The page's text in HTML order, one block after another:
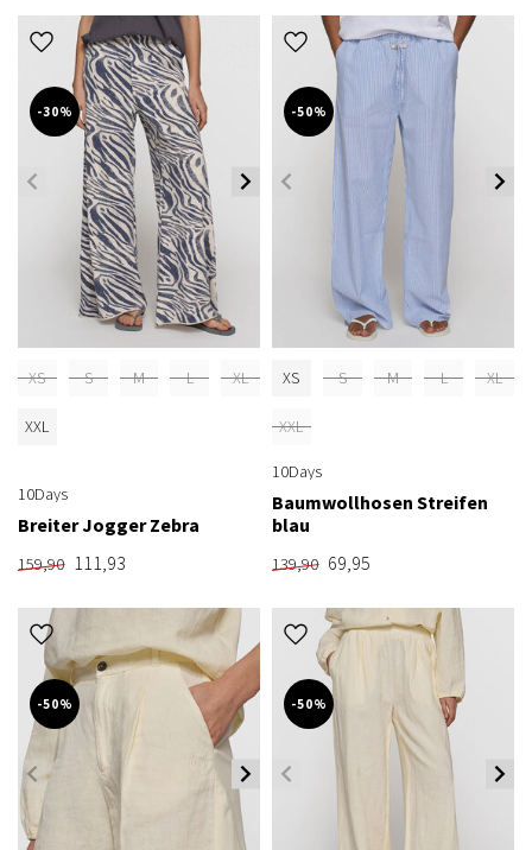
-30%
XS S M L XL
XXL
10Days
Breiter Jogger Zebra
159,90 111,93
-50%
XS S M L XL
XXL
10Days
Baumwollhosen Streifen
blau
139,90 69,95
-50% -50%